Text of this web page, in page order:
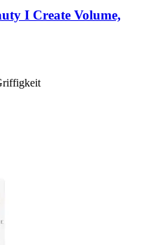
I Create Volume,